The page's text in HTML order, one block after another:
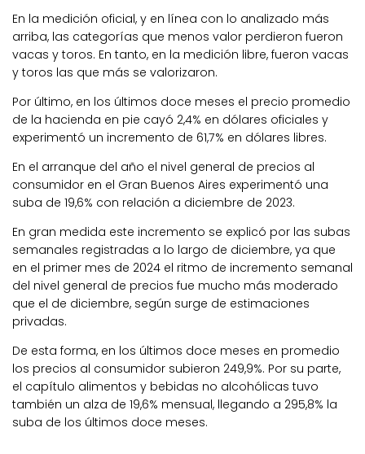
En la medición oficial, y en línea con lo analizado más
arriba, las categorías que menos valor perdieron fueron
vacas y toros. En tanto, en la medición libre, fueron vacas
y toros las que más se valorizaron.
Por último, en los últimos doce meses el precio promedio
de la hacienda en pie cayó 2,4% en dólares oficiales y
experimentó un incremento de 61,7% en dólares libres.
En el arranque del año el nivel general de precios al
consumidor en el Gran Buenos Aires experimentó una
suba de 19,6% con relación a diciembre de 2023.
En gran medida este incremento se explicó por las subas
semanales registradas a lo largo de diciembre, ya que
en el primer mes de 2024 el ritmo de incremento semanal
del nivel general de precios fue mucho más moderado
que el de diciembre, según surge de estimaciones
privadas.
De esta forma, en los últimos doce meses en promedio
los precios al consumidor subieron 249,9%. Por su parte,
el capítulo alimentos y bebidas no alcohólicas tuvo
también un alza de 19,6% mensual, llegando a 295,8% la
suba de los últimos doce meses.